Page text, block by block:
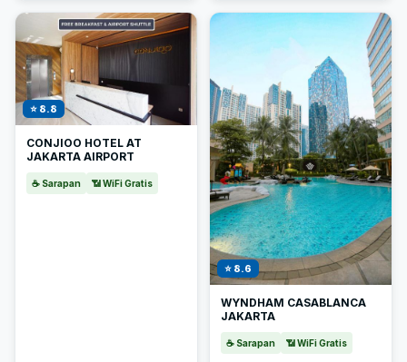
⭐ 8.8
CONJIOO HOTEL AT
JAKARTA AIRPORT
☕ Sarapan 📶 WiFi Gratis
⭐ 8.6
WYNDHAM CASABLANCA
JAKARTA
☕ Sarapan 📶 WiFi Gratis